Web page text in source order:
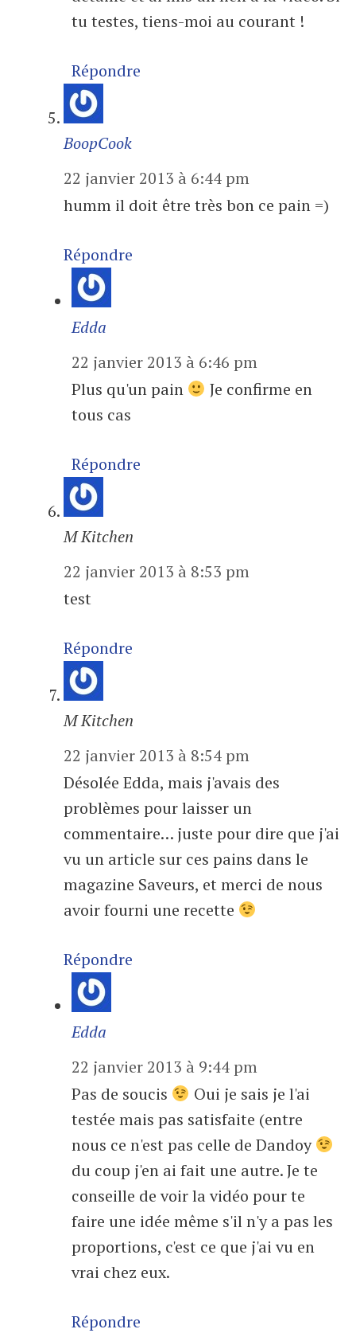
tu testes, tiens-moi au courant !
Répondre
BoopCook
22 janvier 2013 à 6:44 pm
humm il doit être très bon ce pain =)
Répondre
Edda
22 janvier 2013 à 6:46 pm
Plus qu'un pain
Je confirme en
tous cas
Répondre
M Kitchen
22 janvier 2013 à 8:53 pm
test
Répondre
M Kitchen
22 janvier 2013 à 8:54 pm
Désolée Edda, mais j'avais des
problèmes pour laisser un
commentaire… juste pour dire que j'ai
vu un article sur ces pains dans le
magazine Saveurs, et merci de nous
avoir fourni une recette
Répondre
Edda
22 janvier 2013 à 9:44 pm
Pas de soucis
Oui je sais je l'ai
testée mais pas satisfaite (entre
nous ce n'est pas celle de Dandoy
du coup j'en ai fait une autre. Je te
conseille de voir la vidéo pour te
faire une idée même s'il n'y a pas les
proportions, c'est ce que j'ai vu en
vrai chez eux.
Répondre